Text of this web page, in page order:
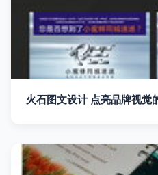
火石图文设计 点亮品牌视觉